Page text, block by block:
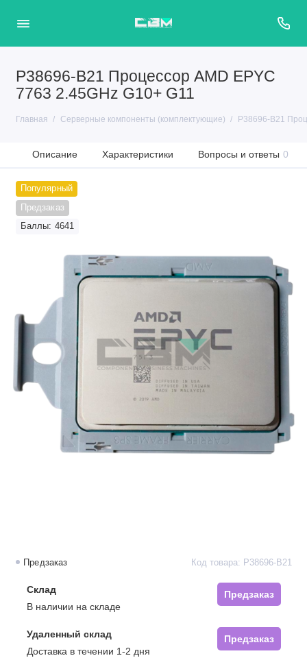
P38696-B21 Процессор AMD EPYC
7763 2.45GHz G10+ G11
Главная Серверные компоненты (комплектующие) P38696-B21
Описание Характеристики Вопросы и ответы 0
Популярный
Предзаказ
Баллы: 4641
Предзаказ Код товара: P38696-B21
Склад
Предзаказ
В наличии на складе
Удаленный склад
Предзаказ
Доставка в течении 1-2 дня